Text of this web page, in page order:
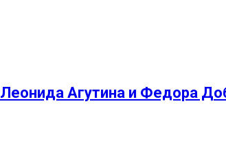
Агутина и Федора